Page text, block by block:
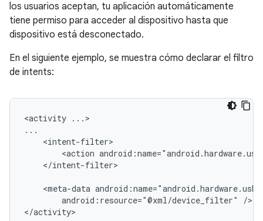
los usuarios aceptan, tu aplicación automáticamente
tiene permiso para acceder al dispositivo hasta que
dispositivo está desconectado.
En el siguiente ejemplo, se muestra cómo declarar el filtro
de intents:
<activity ...>
<action
</intent-filter>
<meta-data
android:resource="@xml/device_filter"
/>
</activity>